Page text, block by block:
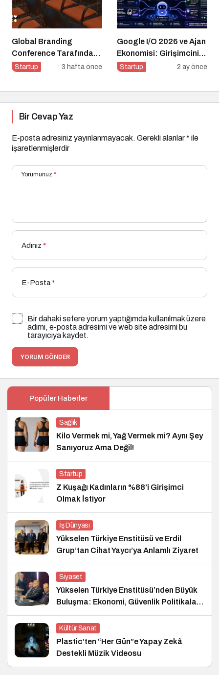
Global Branding
Conference Tarafından
Küresel Literatüre
Startup 3 hafta önce
Google I/O 2026 ve Ajan
Ekonomisi: Girişimcinin
Yeni Rakibi Arama
Startup 2 ay önce
Bir Cevap Yaz
E-posta adresiniz yayınlanmayacak. Gerekli alanlar* ile
işaretlenmişlerdir
Yorumunuz *
Adınız *
E-Posta*
Bir dahaki sefere yorum yaptığımda kullanılmak üzere
adımı, e-posta adresimi ve web site adresimi bu
tarayıcıya kaydet.
YORUM GÖNDER
Popüler Haberler
Sağlık
Kilo Vermek mi, Yağ Vermek mi? Aynı Şey
Sanıyoruz Ama Değil!
Startup
Z Kuşağı Kadınların %88’i Girişimci
Olmak İstiyor
İş Dünyası
Yükselen Türkiye Enstitüsü ve Erdil
Grup’tan Cihat Yaycı’ya Anlamlı Ziyaret
Siyaset
Yükselen Türkiye Enstitüsü’nden Büyük
Buluşma: Ekonomi, Güvenlik Politikaları
ve Hukuk Konferansı
Kültür Sanat
Plastic’ten “Her Gün”e Yapay Zekâ
Destekli Müzik Videosu